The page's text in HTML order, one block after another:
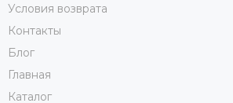
Условия возврата
Контакты
Блог
Главная
Каталог